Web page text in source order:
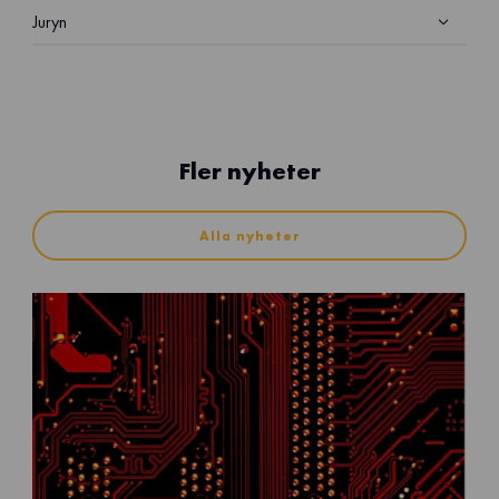
Juryn
Fler nyheter
Alla nyheter